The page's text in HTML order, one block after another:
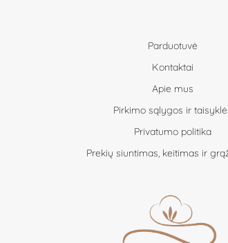
Parduotuvė
Kontaktai
Apie mus
Pirkimo sąlygos ir
Privatumo politika
Prekių siuntimas, keitimas ir